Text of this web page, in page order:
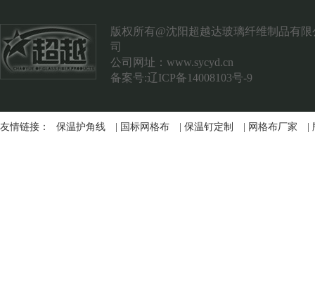
版权所有@沈阳超越达玻璃纤维制品有限
司
公司网址： www.sycyd.cn
备案号:辽ICP备14008103号-9
友情链接： 保温护角线 国标网格布 保温钉定制 网格布厂家 |